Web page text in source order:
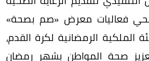
فعاليات معرض «صم بصحة»
الملكية الرمضانية لكرة القدم،
صحة المواطن بشهر رمضان